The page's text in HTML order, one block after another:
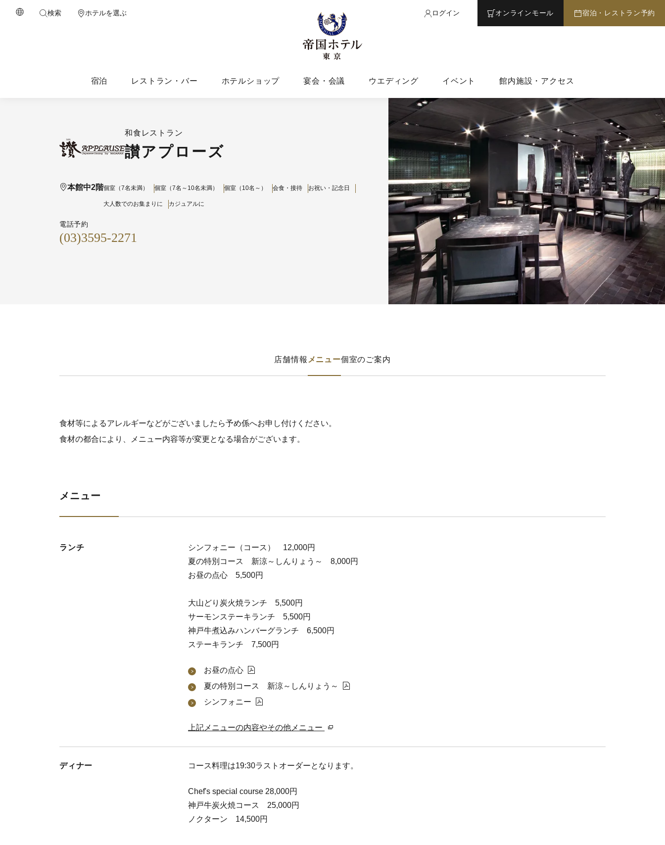
検索 ホテルを選ぶ ログイン オンライン モール 宿泊・レストラン予約
宿泊 レストラン・バー ホテルショップ 宴会・会議 ウエディング イベント 館内施設・アクセス
和食レストラン
讃アプローズ
本館中2階個室（7名未満） 個室（7名～10名未満） 個室（10名～） 会食・接待 お祝い・記念日
大人数でのお集まりに カジュアルに
電話予約
(03)3595-2271
店舗情報 メニュー個室のご案内
食材等によるアレルギーなどがございましたら予め係へお申し付けください。
食材の都合により、メニュー内容等が変更となる場合がございます。
メニュー
ランチ
シンフォニー（コース） 12,000円
夏の特別コース 新涼～しんりょう～ 8,000円
お昼の点心 5,500円
大山どり炭火焼ランチ 5,500円
サーモンステーキランチ 5,500円
神戸牛煮込みハンバーグランチ 6,500円
ステーキランチ 7,500円
お昼の点心
夏の特別コース 新涼～しんりょう～
シンフォニー
上記メニューの内容やその他メニュー
ディナー コース料理は19:30ラストオーダーとなります。
Chef's special course 28,000円
神戸牛炭火焼コース 25,000円
ノクターン 14,500円